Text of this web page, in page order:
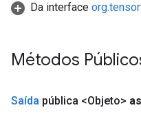
Da interface
Métodos
Saída pública <Objeto> as